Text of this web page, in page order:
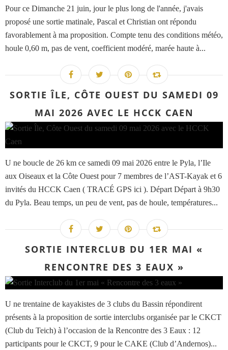
Pour ce Dimanche 21 juin, jour le plus long de l'année, j'avais
proposé une sortie matinale, Pascal et Christian ont répondu
favorablement à ma proposition. Compte tenu des conditions météo,
houle 0,60 m, pas de vent, coefficient modéré, marée haute à...
SORTIE ÎLE, CÔTE OUEST DU SAMEDI 09
MAI 2026 AVEC LE HCCK CAEN
U ne boucle de 26 km ce samedi 09 mai 2026 entre le Pyla, l’Ile
aux Oiseaux et la Côte Ouest pour 7 membres de l’AST-Kayak et 6
invités du HCCK Caen ( TRACÉ GPS ici ). Départ Départ à 9h30
du Pyla. Beau temps, un peu de vent, pas de houle, températures...
SORTIE INTERCLUB DU 1ER MAI «
RENCONTRE DES 3 EAUX »
U ne trentaine de kayakistes de 3 clubs du Bassin répondirent
présents à la proposition de sortie interclubs organisée par le CKCT
(Club du Teich) à l’occasion de la Rencontre des 3 Eaux : 12
participants pour le CKCT, 9 pour le CAKE (Club d’Andernos)...